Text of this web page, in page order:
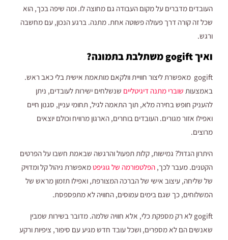
העובדים מדברים על מקום העבודה גם מחוצה לו. ומה שיפה בכך, הוא
שכל זה קורה דרך פעולה פשוטה אחת. מתנה. ברגע הנכון, עם מחשבה
ורגש.
ואיך gogift משתלבת בתמונה?
gogift מאפשרת ליצור חוויית וולקאם מותאמת אישית בלי כאב ראש.
באמצעות שוברי מתנה דיגיטליים שנשלחים ישירות לעובדים, ניתן
להעניק חופש בחירה מלא, תוך התאמה לגיל, תחומי עניין, סגנון חיים
ואפילו אזור מגורים. העובדים בוחרים, הארגון מרוויח וכולם יוצאים
מרוצים.
היתרון הגדול? גמישות, קלות תפעול והרגשה שבאמת חשבו על הפרטים
הקטנים. מעבר לכך, הפלטפורמה של גוגיפטמאפשרת ניהול קל ומדויק
של שליחה, עיצוב אישי של הברכה המצורפת, ואפילו תזמון מראש של
המשלוחים, כך שגם בימים עמוסים, החוויה לא מתפספסת.
gogift לא רק מספקת כלי, אלא חוויה שלמה. מדובר בשירות שמבין
שאנשים הם לא מספרים, ושכל עובד חדש מגיע עם סיפור, ציפיות ורקע